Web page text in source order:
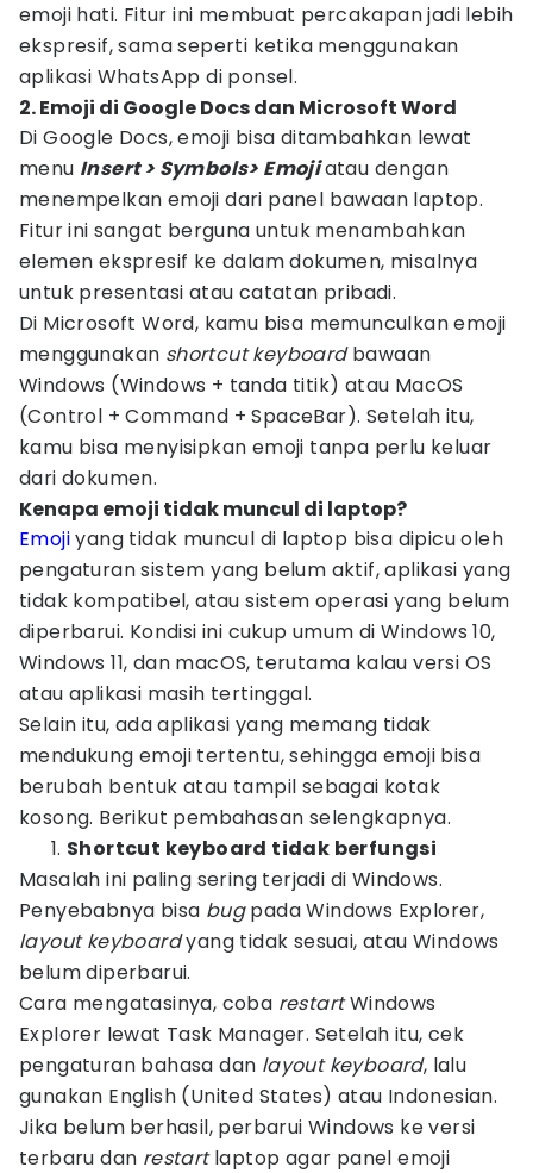
emoji hati. Fitur ini membuat percakapan jadi lebih
ekspresif, sama seperti ketika menggunakan
aplikasi WhatsApp di ponsel.
2. Emoji di Google Docs dan Microsoft Word
Di Google Docs, emoji bisa ditambahkan lewat
menu Insert > Symbols> Emojiatau dengan
menempelkan emoji dari panel bawaan laptop.
Fitur ini sangat berguna untuk menambahkan
elemen ekspresif ke dalam dokumen, misalnya
untuk presentasi atau catatan pribadi.
Di Microsoft Word, kamu bisa memunculkan emoji
menggunakan shortcut keyboardbawaan
Windows (Windows + tanda titik) atau MacOS
(Control + Command + SpaceBar). Setelah itu,
kamu bisa menyisipkan emoji tanpa perlu keluar
dari dokumen.
Kenapa emoji tidak muncul di laptop?
Emojiyang tidak muncul di laptop bisa dipicu oleh
pengaturan sistem yang belum aktif, aplikasi yang
tidak kompatibel, atau sistem operasi yang belum
diperbarui. Kondisi ini cukup umum di Windows 10,
Windows 11, dan macOS, terutama kalau versi OS
atau aplikasi masih tertinggal.
Selain itu, ada aplikasi yang memang tidak
mendukung emoji tertentu, sehingga emoji bisa
berubah bentuk atau tampil sebagai kotak
kosong. Berikut pembahasan selengkapnya.
Shortcut keyboard tidak berfungsi
Masalah ini paling sering terjadi di Windows.
Penyebabnya bisa bugpada Windows Explorer,
layout keyboardyang tidak sesuai, atau Windows
belum diperbarui.
Cara mengatasinya, coba restartWindows
Explorer lewat Task Manager. Setelah itu, cek
pengaturan bahasa dan layout keyboard, lalu
gunakan English (United States) atau Indonesian.
Jika belum berhasil, perbarui Windows ke versi
terbaru dan restartlaptop agar panel emoji